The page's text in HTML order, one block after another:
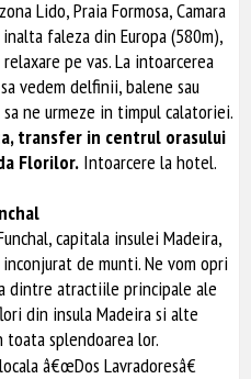
Lido, Praia Formosa, Camara
inalta faleza din Europa (580m),
pe vas. La intoarcerea
vedem delfinii, balene sau
ne urmeze in timpul calatoriei.
transfer in centrul orasului
Florilor. Intoarcere la hotel.
capitala insulei Madeira,
de munti. Ne vom opri
dintre atractiile principale ale
din insula Madeira si alte
splendoarea lor.
â€œDos Lavradoresâ€